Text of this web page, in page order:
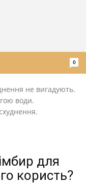
0
не вигадують.
води.
для
користь?